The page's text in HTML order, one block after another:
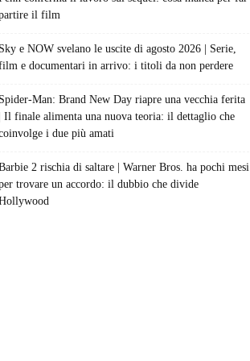
il film
Sky e NOW svelano le uscite di agosto 2026 | Serie,
e documentari in arrivo: i titoli da non perdere
Spider-Man: Brand New Day riapre una vecchia ferita
| Il finale alimenta una nuova teoria: il dettaglio che
i due più amati
2 rischia di saltare | Warner Bros. ha pochi mesi
trovare un accordo: il dubbio che divide